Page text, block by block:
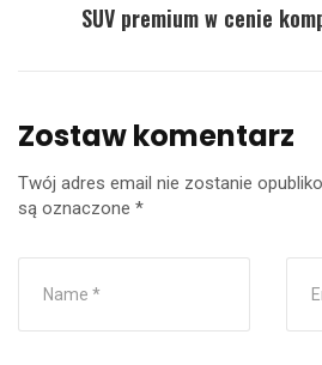
SUV premium w cenie
Zostaw komentarz
Twój adres email nie zostanie
są oznaczone *